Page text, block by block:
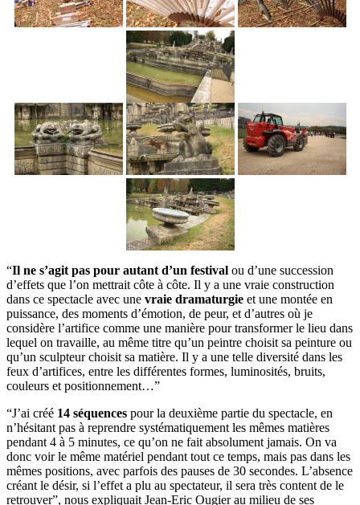
“Il ne s’agit pas pour autant d’un festival ou d’une succession
d’effets que l’on mettrait côte à côte. Il y a une vraie construction
dans ce spectacle avec une vraie dramaturgie et une montée en
puissance, des moments d’émotion, de peur, et d’autres où je
considère l’artifice comme une manière pour transformer le lieu dans
lequel on travaille, au même titre qu’un peintre choisit sa peinture ou
qu’un sculpteur choisit sa matière. Il y a une telle diversité dans les
feux d’artifices, entre les différentes formes, luminosités, bruits,
couleurs et positionnement…”
“J’ai créé 14 séquences pour la deuxième partie du spectacle, en
n’hésitant pas à reprendre systématiquement les mêmes matières
pendant 4 à 5 minutes, ce qu’on ne fait absolument jamais. On va
donc voir le même matériel pendant tout ce temps, mais pas dans les
mêmes positions, avec parfois des pauses de 30 secondes. L’absence
créant le désir, si l’effet a plu au spectateur, il sera très content de le
retrouver”, nous expliquait Jean-Eric Ougier au milieu de ses